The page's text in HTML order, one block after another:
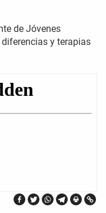
de Jóvenes
y terapias